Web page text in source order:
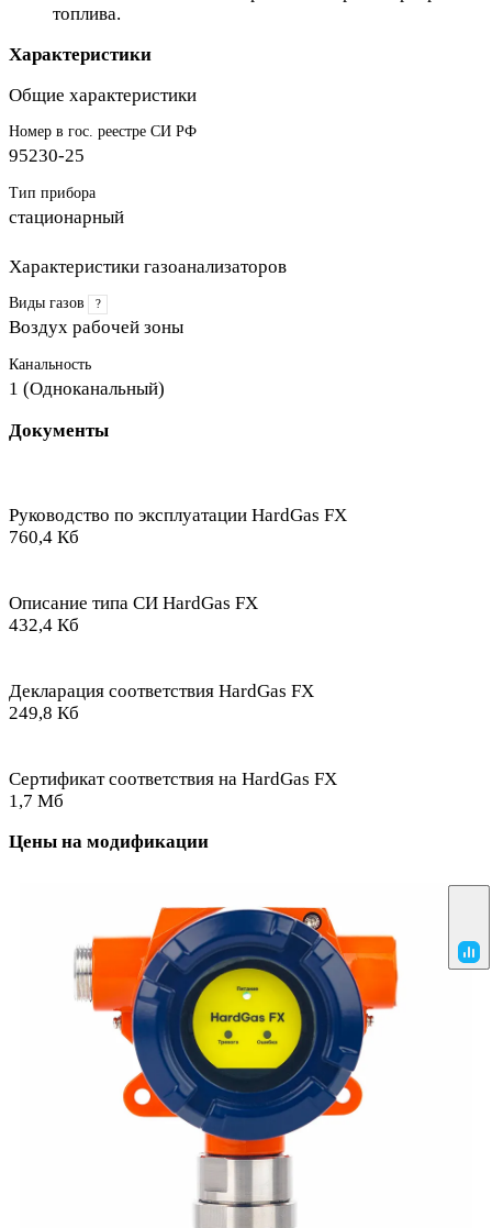
топлива.
Характеристики
Общие характеристики
Номер в гос. реестре СИ РФ
95230-25
Тип прибора
стационарный
Характеристики газоанализаторов
Виды газов ?
Воздух рабочей зоны
Канальность
1 (Одноканальный)
Документы
Руководство по эксплуатации HardGas FX
760,4 Кб
Описание типа СИ HardGas FX
432,4 Кб
Декларация соответствия HardGas FX
249,8 Кб
Сертификат соответствия на HardGas FX
1,7 Мб
Цены на модификации